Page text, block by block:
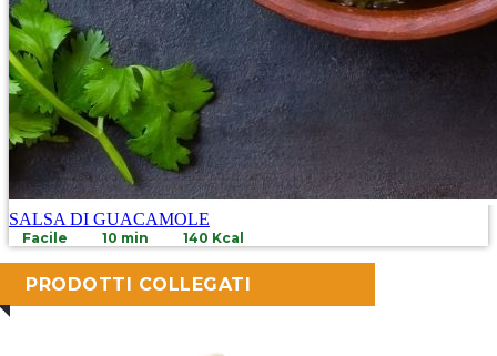
SALSA DI GUACAMOLE
Facile 10 min 140 Kcal
PRODOTTI COLLEGATI